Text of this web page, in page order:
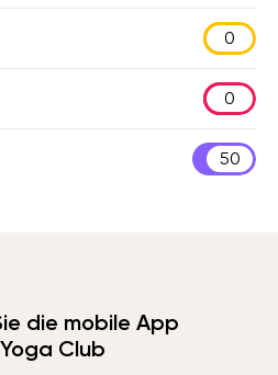
0
0
50
die mobile App
Club